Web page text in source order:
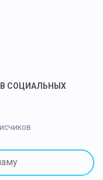
В СОЦИАЛЬНЫХ